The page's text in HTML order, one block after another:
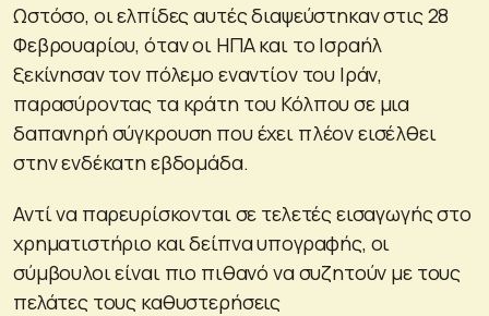
Ωστόσο, οι ελπίδες αυτές διαψεύστηκαν στις 28
Φεβρουαρίου, όταν οι ΗΠΑ και το Ισραήλ
ξεκίνησαν τον πόλεμο εναντίον του Ιράν,
παρασύροντας τα κράτη του Κόλπου σε μια
δαπανηρή σύγκρουση που έχει πλέον εισέλθει
στην ενδέκατη εβδομάδα.
Αντί να παρευρίσκονται σε τελετές εισαγωγής στο
χρηματιστήριο και δείπνα υπογραφής, οι
σύμβουλοι είναι πιο πιθανό να συζητούν με τους
πελάτες τους καθυστερήσεις